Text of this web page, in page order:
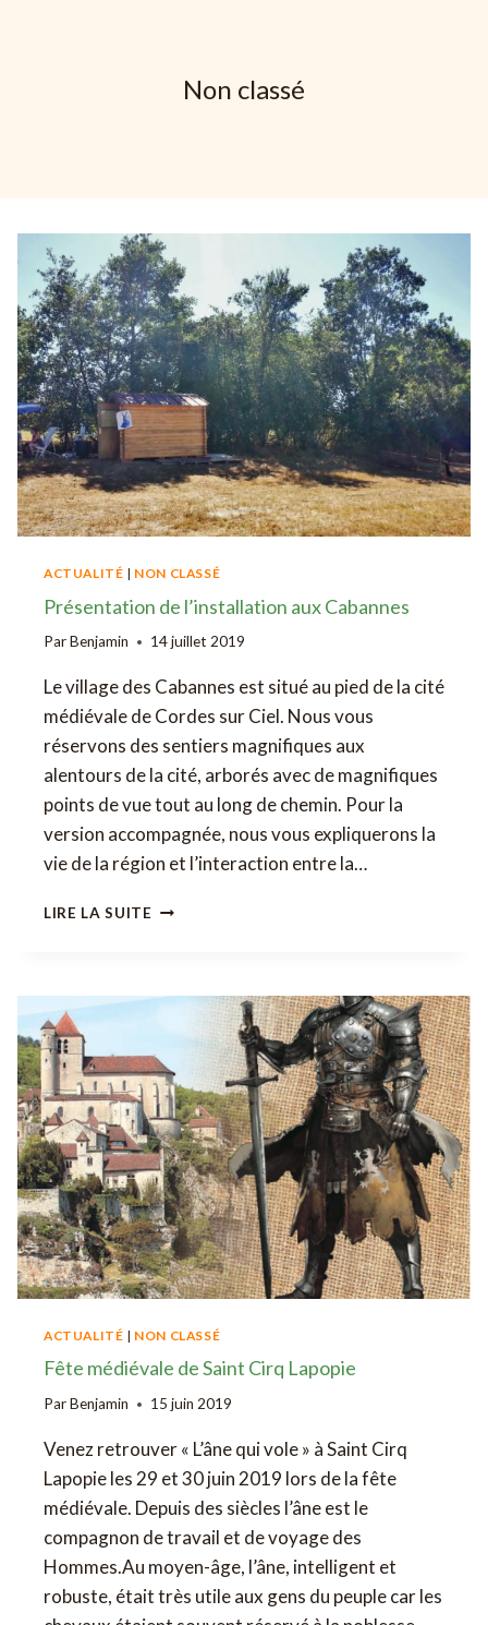
Non classé
ACTUALITÉ | NON CLASSÉ
Présentation de l’installation aux Cabannes
ParBenjamin 14 juillet 2019
Le village des Cabannes est situé au pied de la cité
médiévale de Cordes sur Ciel. Nous vous
réservons des sentiers magnifiques aux
alentours de la cité, arborés avec de magnifiques
points de vue tout au long de chemin. Pour la
version accompagnée, nous vous expliquerons la
vie de la région et l’interaction entre la…
LIRE LA SUITE PRÉSENTATION
CABANNES
ACTUALITÉ | NON CLASSÉ
Fête médiévale de Saint Cirq Lapopie
ParBenjamin 15 juin 2019
Venez retrouver « L’âne qui vole » à Saint Cirq
Lapopie les 29 et 30 juin 2019 lors de la fête
médiévale. Depuis des siècles l’âne est le
compagnon de travail et de voyage des
Hommes.Au moyen-âge, l’âne, intelligent et
robuste, était très utile aux gens du peuple car les